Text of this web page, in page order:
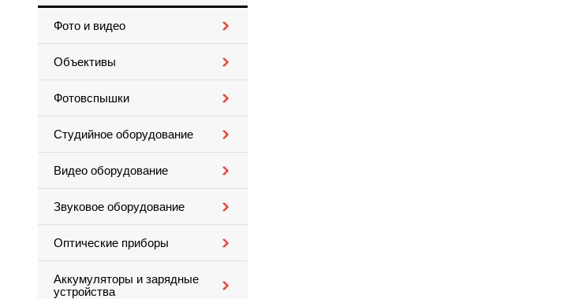
Фото и видео
Объективы
Фотовспышки
Студийное оборудование
Видео оборудование
Звуковое оборудование
Оптические приборы
Аккумуляторы и зарядные
устройства